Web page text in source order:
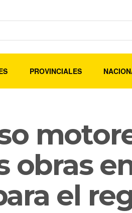
PROVINCIALES
obras
el